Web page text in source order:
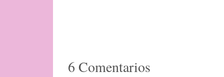
6 Comentarios